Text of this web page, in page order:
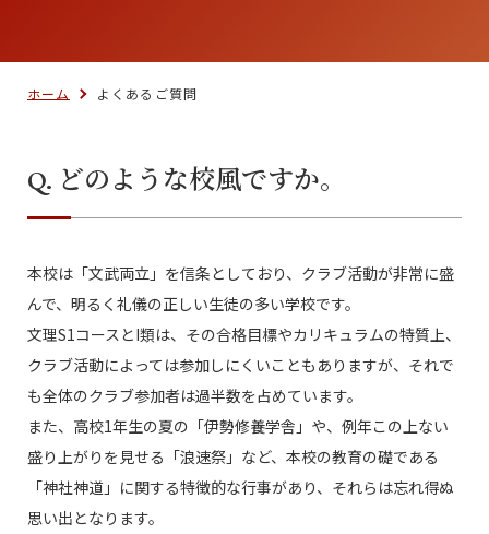
ホーム よくあるご質問
Q. どのような校風ですか。
本校は「文武両立」を信条としており、クラブ活動が非常に盛
んで、明るく礼儀の正しい生徒の多い学校です。
文理S1コースとI類は、その合格目標やカリキュラムの特質上、
クラブ活動によっては参加しにくいこともありますが、それで
も全体のクラブ参加者は過半数を占めています。
また、高校1年生の夏の「伊勢修養学舎」や、例年この上ない
盛り上がりを見せる「浪速祭」など、本校の教育の礎である
「神社神道」に関する特徴的な行事があり、それらは忘れ得ぬ
思い出となります。